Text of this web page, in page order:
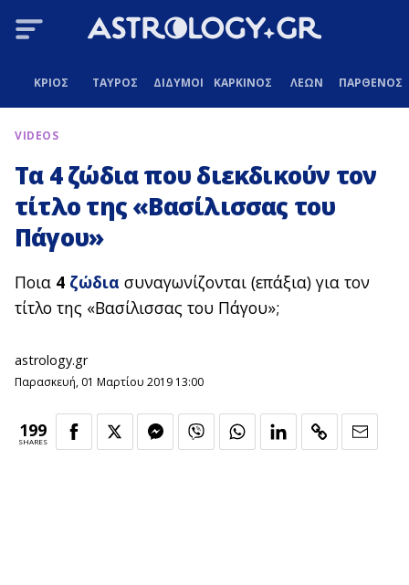
ΚΡΙΟΣ ΤΑΥΡΟΣ ΔΙΔΥΜΟΙ ΚΑΡΚΙΝΟΣ ΛΕΩΝ ΠΑΡΘΕΝΟΣ
VIDEOS
Τα 4 ζώδια που διεκδικούν τον
τίτλο της «Βασίλισσας του
Πάγου»
Ποια 4 ζώδια συναγωνίζονται (επάξια) για τον
τίτλο της «Βασίλισσας του Πάγου»;
astrology.gr
Παρασκευή, 01 Μαρτίου 2019 13:00
199
SHARES